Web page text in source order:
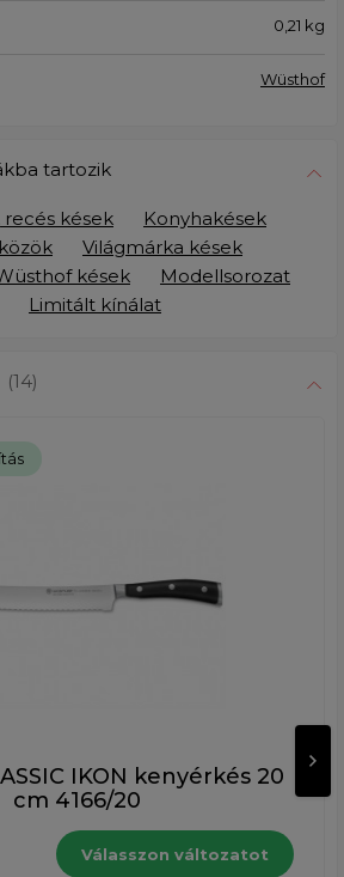
0,21 kg
Wüsthof
tartozik
recés kések
Konyhakések
Világmárka kések
kések
Modellsorozat
Limitált kínálat
(14)
IKON kenyérkés 20
cm 4166/20
Válasszon változatot